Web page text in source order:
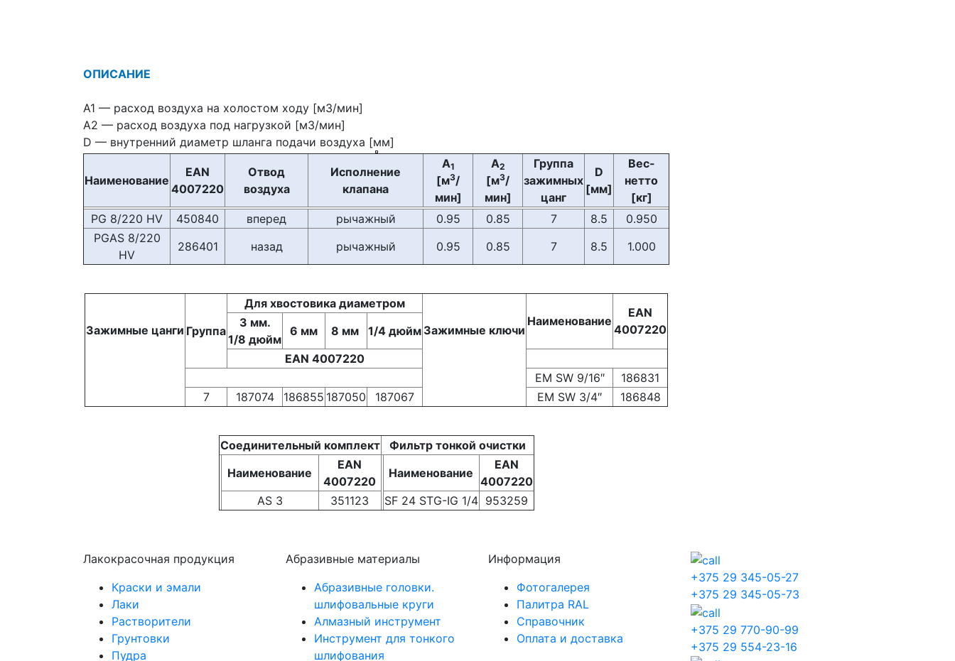
ОПИСАНИЕ
A1 — расход воздуха на холостом ходу [м3/мин]
A2 — расход воздуха под нагрузкой [м3/мин]
D — внутренний диаметр шланга подачи воздуха [мм]
Наименование
EAN
4007220
Отвод
воздуха
Исполнение
клапана
A1
[м3/
мин]
A2
[м3/
мин]
Группа
зажимных
цанг
D
[мм]
Вес-
нетто
[кг]
PG 8/220 HV
450840 вперед рычажный 0.95 0.85 7 8.5
0.950
PGAS 8/220
HV
286401 назад рычажный 0.95 0.85 7 8.5 1.000
Зажимные цанги Группа
Для хвостовика диаметром
Зажимные ключи
Наименование
EAN
4007220
3 мм.
1/8 дюйм
6 мм 8 мм
1/4 дюйм
EAN 4007220
EM SW 9/16″
186831
7
187074 186855 187050 187067 EM SW 3/4″ 186848
Соединительный комплект
Фильтр тонкой очистки
Наименование
EAN
4007220
Наименование
EAN
4007220
AS 3
351123 SF 24 STG-IG 1/4 953259
Лакокрасочная продукция
Краски и эмали
Лаки
Растворители
Грунтовки
Пудра
Абразивные материалы
Абразивные головки.
шлифовальные круги
Алмазный инструмент
Инструмент для тонкого
шлифования
Информация
Фотогалерея
Палитра RAL
Справочник
Оплата и доставка
+375 29 345-05-27
+375 29 345-05-73
+375 29 770-90-99
+375 29 554-23-16